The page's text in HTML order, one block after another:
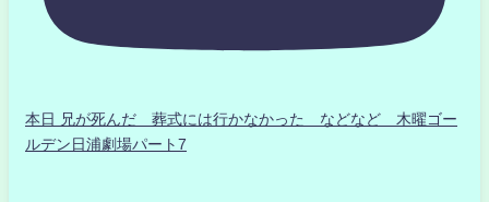
本日 兄が死んだ 葬式には行かなかった などなど 木曜ゴー
ルデン日浦劇場パート7